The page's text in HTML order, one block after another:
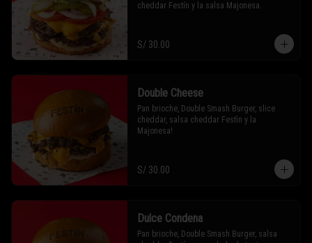
cheddar Festín y la salsa Majonesa.
S/ 30.00
Double Cheese
Pan brioche, Double Smash Burger, slice
cheddar, salsa cheddar Festìn y la
Majonesa!
S/ 30.00
Dulce Condena
Pan brioche, Double Smash Burger, salsa